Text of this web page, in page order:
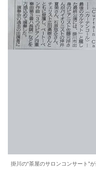
掛川の“茶屋のサロンコンサート”